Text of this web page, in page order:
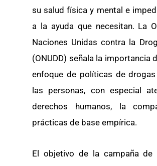
su salud física y mental e
a la ayuda que necesitan. La
Naciones Unidas contra la
(ONUDD) señala la importancia
enfoque de políticas de
las personas, con especial
derechos humanos, la
prácticas de base empírica.
El objetivo de la campaña de